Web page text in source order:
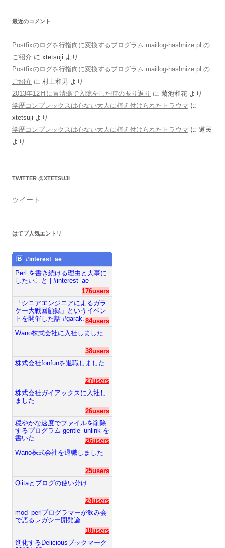
最近のコメント
Postfixのログを行指向に変換するプログラム maillog-hashnize.pl の
ご紹介 に xtetsuji より
Postfixのログを行指向に変換するプログラム maillog-hashnize.pl の
ご紹介 に 村上和男 より
2013年12月に胃潰瘍で入院をした時の振り返り に 菊池和花 より
学歴コンプレックスは心ない大人に植え付けられたトラウマ に
xtetsuji より
学歴コンプレックスは心ない大人に植え付けられたトラウマ に 道民
より
TWITTER @XTETSUJI
ツイート
はてブ人気エントリ
#interest_ae
Perl を書き続ける理由と大事に
したいこと | #interest_ae
176users
「シニアエンジニアによるガラ
ケー大戦回顧録」というイベン
トを開催した話 #garak...84users
Wano株式会社に入社しました
38users
株式会社fonfunを退職しました
27users
株式会社ガイアックスに入社し
ました
26users
穏やかな速度でファイルを削除
するプログラム gentle_unlink を
書いた
26users
Wano株式会社を退職しました
25users
Qiitaとブログの使い分け
24users
mod_perlプログラマーが飲み会
で語るレガシー開発論
18users
進化するDeliciousブックマーク